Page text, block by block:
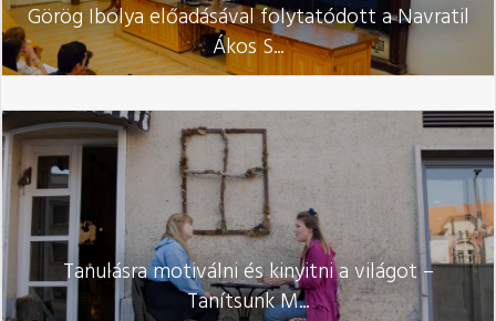
Görög Ibolya előadásával folytatódott a Navratil
Ákos S...
Tanulásra motiválni és kinyitni a világot –
Tanítsunk M...